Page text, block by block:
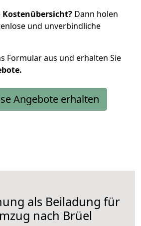
Kostenübersicht? Dann holen
und unverbindliche
Formular aus und erhalten Sie
Angebote erhalten
als Beiladung für
nach Brüel